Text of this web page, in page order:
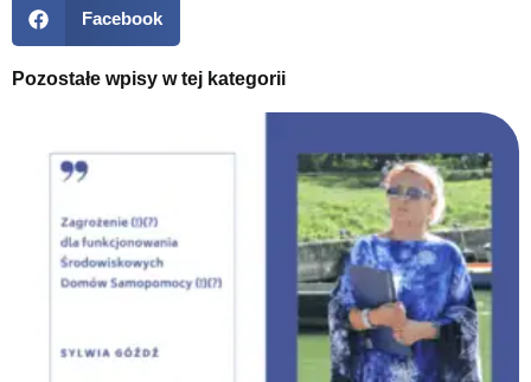
Facebook
Pozostałe wpisy w tej kategorii